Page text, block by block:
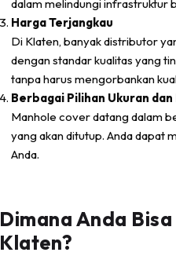
dalam melindungi infrastruktur
Harga Terjangkau
Di Klaten, banyak distributor
dengan standar kualitas yang
tanpa harus mengorbankan
Berbagai Pilihan Ukuran dan
Manhole cover datang dalam
yang akan ditutup. Anda dapat
Anda.
Dimana Anda
Klaten?